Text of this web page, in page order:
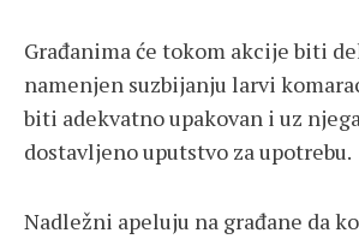
Građanima će tokom akcije biti
namenjen suzbijanju larvi
biti adekvatno upakovan i uz
dostavljeno uputstvo za upotrebu.
Nadležni apeluju na građane da